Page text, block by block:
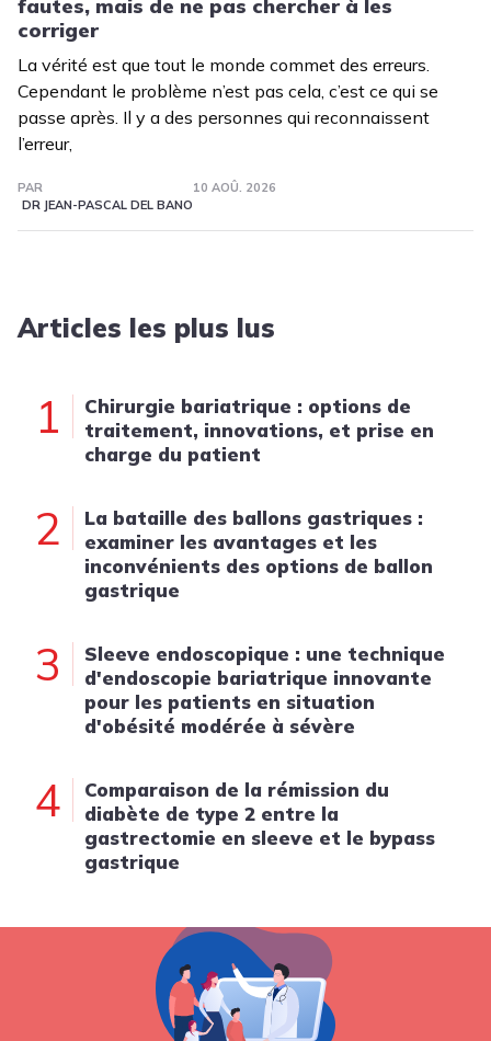
fautes, mais de ne pas chercher à les
corriger
La vérité est que tout le monde commet des erreurs.
Cependant le problème n’est pas cela, c’est ce qui se
passe après. Il y a des personnes qui reconnaissent
l’erreur,
PAR
DR JEAN-PASCAL DEL BANO
10 AOÛ. 2026
Articles les plus lus
1
Chirurgie bariatrique : options de
traitement, innovations, et prise en
charge du patient
2
La bataille des ballons gastriques :
examiner les avantages et les
inconvénients des options de ballon
gastrique
3
Sleeve endoscopique : une technique
d'endoscopie bariatrique innovante
pour les patients en situation
d'obésité modérée à sévère
4
Comparaison de la rémission du
diabète de type 2 entre la
gastrectomie en sleeve et le bypass
gastrique